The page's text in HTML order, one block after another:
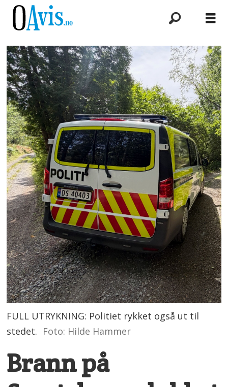
FULL UTRYKNING: Politiet rykket også ut til
stedet. Foto: Hilde Hammer
Brann på